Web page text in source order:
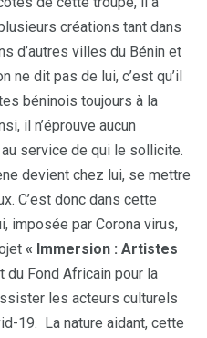
créations tant dans
d’autres villes du Bénin et
ne dit pas de lui, c’est qu’il
béninois toujours à la
il n’éprouve aucun
service de qui le sollicite.
devient chez lui, se mettre
C’est donc dans cette
imposée par Corona virus,
« Immersion : Artistes
du Fond Africain pour la
les acteurs culturels
19. La nature aidant, cette